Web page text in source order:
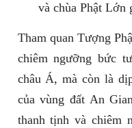
và chùa Phật Lớn
Tham quan Tượng
chiêm ngưỡng bức
châu Á, mà còn là
của vùng đất An
thanh tịnh và chiêm